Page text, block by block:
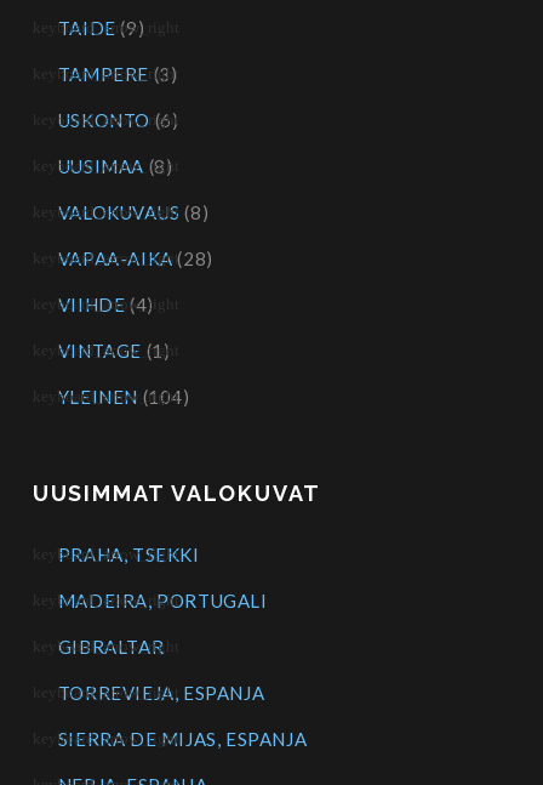
TAIDE (9)
TAMPERE (3)
USKONTO (6)
UUSIMAA (8)
VALOKUVAUS (8)
VAPAA-AIKA (28)
VIIHDE (4)
VINTAGE (1)
YLEINEN (104)
UUSIMMAT VALOKUVAT
PRAHA, TSEKKI
MADEIRA, PORTUGALI
GIBRALTAR
TORREVIEJA, ESPANJA
SIERRA DE MIJAS, ESPANJA